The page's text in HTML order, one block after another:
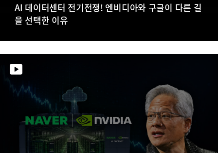
AI 데이터센터 전기전쟁! 엔비디아와 구글이 다른 길
을 선택한 이유